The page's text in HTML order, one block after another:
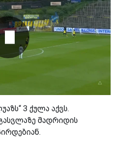
3 ქულა აქვს.
მადრიდის